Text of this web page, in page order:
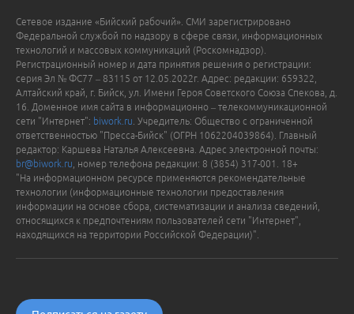
Сетевое издание «Бийский рабочий». СМИ зарегистрировано
Федеральной службой по надзору в сфере связи, информационных
технологий и массовых коммуникаций (Роскомнадзор).
Регистрационный номер и дата принятия решения о регистрации:
серия Эл № ФС77 – 83115 от 12.05.2022г. Адрес: редакции: 659322,
Алтайский край, г. Бийск, ул. Имени Героя Советского Союза Спекова, д.
16. Доменное имя сайта в информационно – телекоммуникационной
сети "Интернет": biwork.ru . Учредитель: Общество с ограниченной
ответственностью "Пресса-Бийск" (ОГРН 1062204039864). Главный
редактор: Каршева Наталья Алексеевна. Адрес электронной почты:
br@biwork.ru , номер телефона редакции: 8 (3854) 317-001. 18+
"На информационном ресурсе применяются рекомендательные
технологии (информационные технологии предоставления
информации на основе сбора, систематизации и анализа сведений,
относящихся к предпочтениям пользователей сети "Интернет",
находящихся на территории Российской Федерации)".